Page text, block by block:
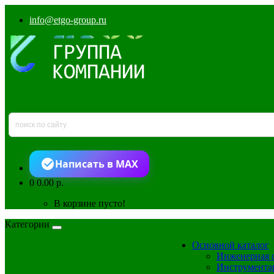
info@etgo-group.ru
Написать в MAX
00.00 р.
В корзине пусто!
Категории
Основной каталог
Инженерная